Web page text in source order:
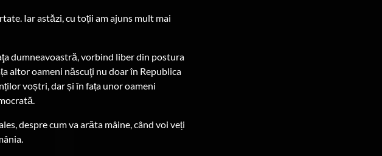
Iar astăzi, cu toții am ajuns mult mai
dumneavoastră, vorbind liber din postura
altor oameni născuţi nu doar în Republica
voștri, dar și în fața unor oameni
despre cum va arăta mâine, când voi veți